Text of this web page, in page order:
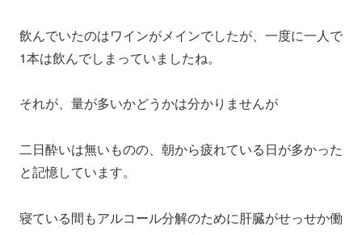
飲んでいたのはワインがメインでしたが、一度に一人で
1本は飲んでしまっていましたね。
それが、量が多いかどうかは分かりませんが
二日酔いは無いものの、朝から疲れている日が多かった
と記憶しています。
寝ている間もアルコール分解のために肝臓がせっせか働